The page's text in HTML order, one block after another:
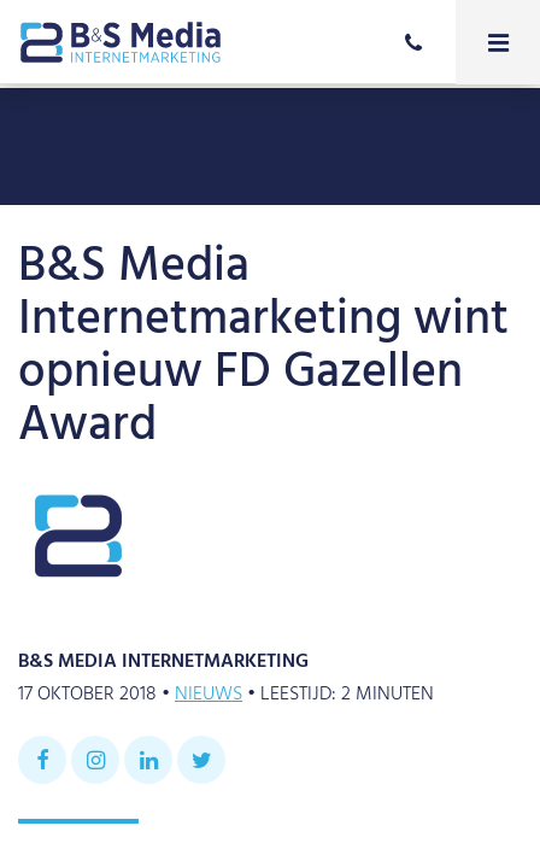
B&S Media
Internetmarketing wint
opnieuw FD Gazellen
Award
B&S MEDIA INTERNETMARKETING
17 OKTOBER 2018 •NIEUWS• LEESTIJD:2MINUTEN